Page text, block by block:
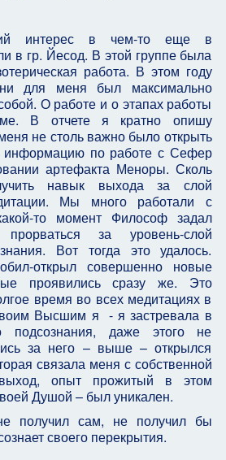
интерес в чем-то еще в
в гр. Йесод. В этой группе была
работа. В этом году
для меня был максимально
О работе и о этапах работы
В отчете я кратно опишу
не столь важно было открыть
информацию по работе с Сефер
артефакта Меноры. Сколь
навык выхода за слой
Мы много работали с
то момент Философ задал
за уровень-слой
Вот тогда это удалось.
открыл совершенно новые
проявились сразу же. Это
время во всех медитациях в
Высшим я - я застревала в
подсознания, даже этого не
за него – выше – открылся
связала меня с собственной
опыт прожитый в этом
Душой – был уникален.
получил сам, не получил бы
своего перекрытия.